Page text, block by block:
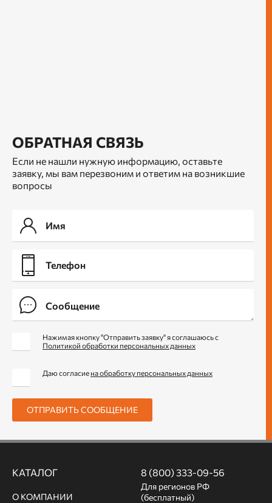
ОБРАТНАЯ СВЯЗЬ
Если не нашли нужную информацию, оставьте
заявку, мы вам перезвоним и ответим на возникшие
вопросы
Нажимая кнопку "Отправить заявку" я соглашаюсь с
Политикой обработки персональных данных
Даю согласие на обработку персональных данных
ОТПРАВИТЬ СООБЩЕНИЕ
КАТАЛОГ
О КОМПАНИИ
8 (800) 333-09-56
Для регионов РФ
(бесплатный)